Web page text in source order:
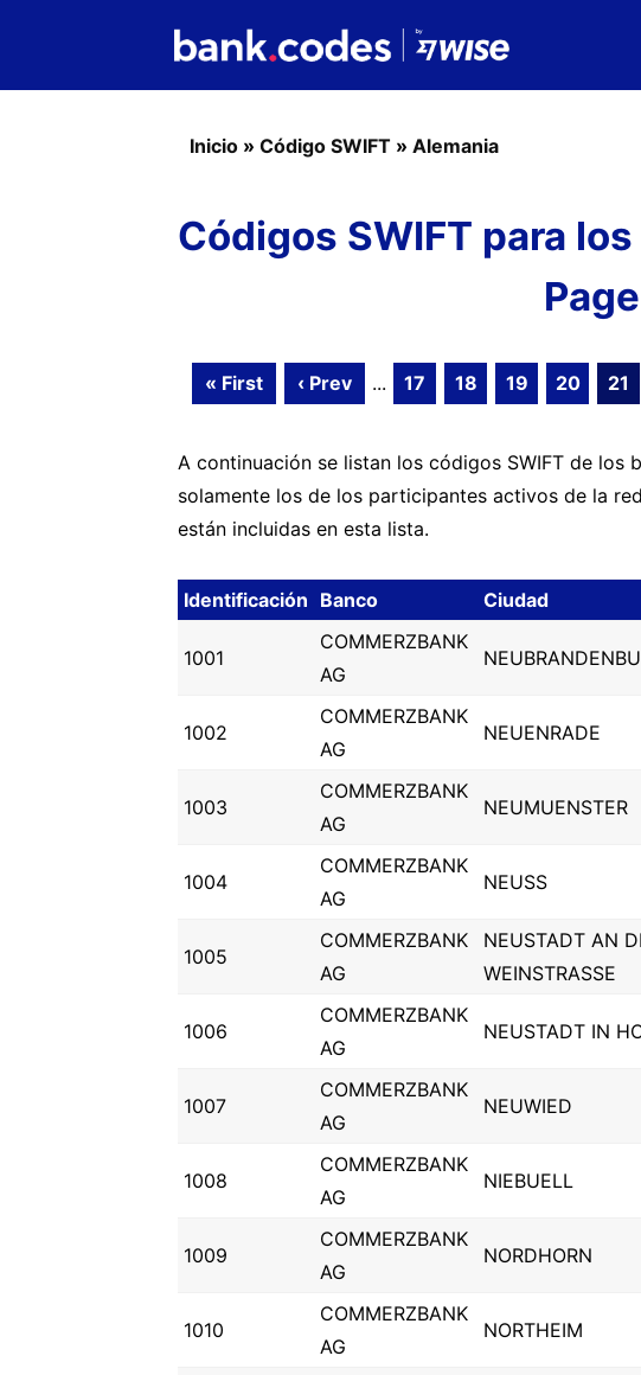
Inicio » Código SWIFT » Alemania
Códigos SWIFT para
« First ‹ Prev ... 17 18 19 20 21
A continuación se listan los códigos SWIFT de los
solamente los de los participantes activos de la
están incluidas en esta lista.
Identificación Banco Ciudad
1001
COMMERZBANK
AG
1002
COMMERZBANK
AG
NEUENRADE
1003
COMMERZBANK
AG
NEUMUENSTER
1004
COMMERZBANK
AG
NEUSS
1005
COMMERZBANK
AG
NEUSTADT AN
WEINSTRASSE
1006
COMMERZBANK
AG
NEUSTADT IN
1007
COMMERZBANK
AG
NEUWIED
1008
COMMERZBANK
AG
NIEBUELL
1009
COMMERZBANK
AG
NORDHORN
1010
COMMERZBANK
AG
NORTHEIM